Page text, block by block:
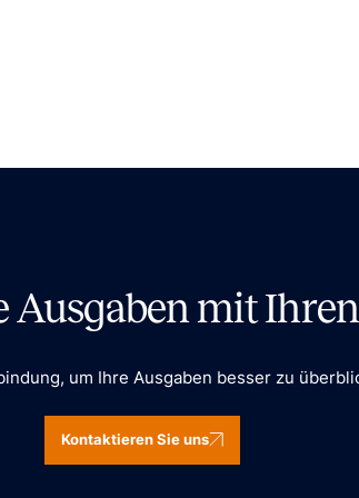
Ausgaben mit
um Ihre Ausgaben besser zu
Kontaktieren Sie uns